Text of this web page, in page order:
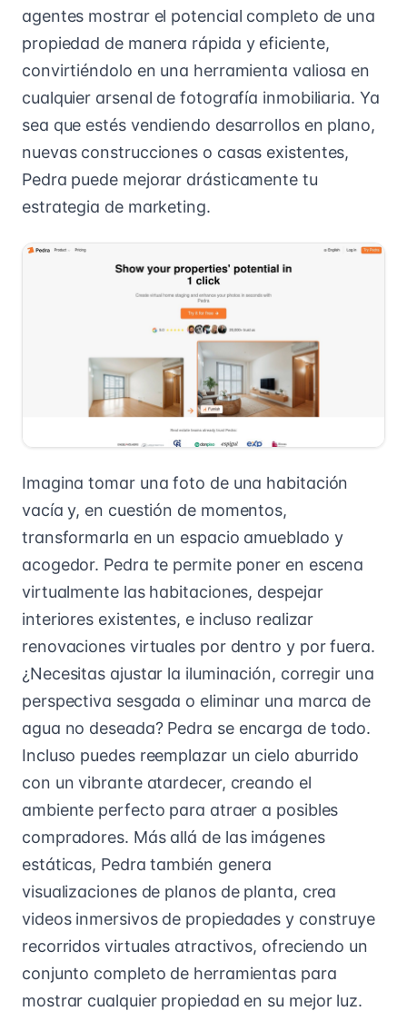
agentes mostrar el potencial completo de una
propiedad de manera rápida y eficiente,
convirtiéndolo en una herramienta valiosa en
cualquier arsenal de fotografía inmobiliaria. Ya
sea que estés vendiendo desarrollos en plano,
nuevas construcciones o casas existentes,
Pedra puede mejorar drásticamente tu
estrategia de marketing.
Imagina tomar una foto de una habitación
vacía y, en cuestión de momentos,
transformarla en un espacio amueblado y
acogedor. Pedra te permite poner en escena
virtualmente las habitaciones, despejar
interiores existentes, e incluso realizar
renovaciones virtuales por dentro y por fuera.
¿Necesitas ajustar la iluminación, corregir una
perspectiva sesgada o eliminar una marca de
agua no deseada? Pedra se encarga de todo.
Incluso puedes reemplazar un cielo aburrido
con un vibrante atardecer, creando el
ambiente perfecto para atraer a posibles
compradores. Más allá de las imágenes
estáticas, Pedra también genera
visualizaciones de planos de planta, crea
videos inmersivos de propiedades y construye
recorridos virtuales atractivos, ofreciendo un
conjunto completo de herramientas para
mostrar cualquier propiedad en su mejor luz.